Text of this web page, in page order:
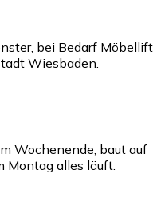
bei Bedarf Möbellift
Wiesbaden.
Wochenende, baut auf
Montag alles läuft.